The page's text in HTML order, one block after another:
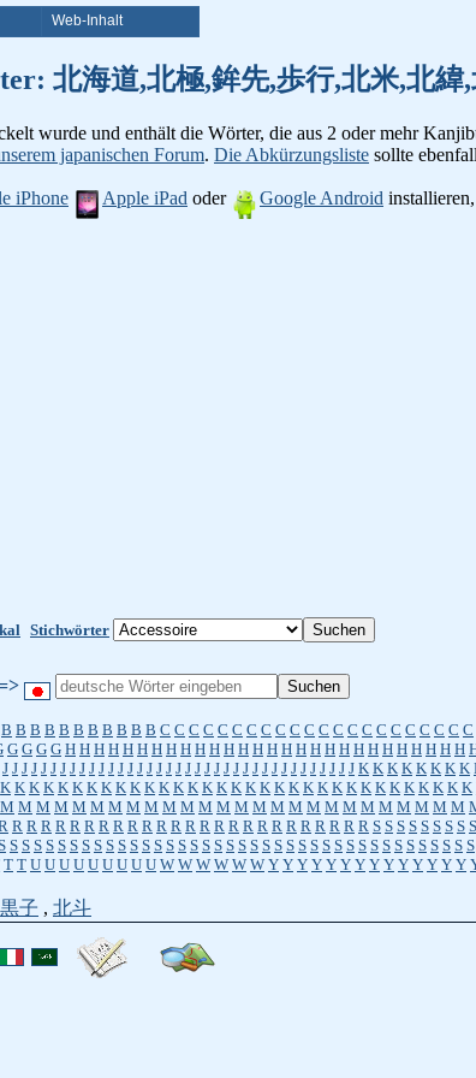
Web-Inhalt
北海道,北極,鉾先,歩行,北米,北緯
wurde und enthält die Wörter, die aus 2 oder mehr
japanischen Forum. Die Abkürzungsliste sollte
iPhone Apple iPad oder Google Android
Stichwörter
B B B B B B B B B B B C C C C C C C C C C C C C C C C C C C C C C
G G G G H H H H H H H H H H H H H H H H H H H H H H H H H H H H
J J J J J J J J J J J J J J J J J J J J J J J J J J J J J J J J J J J J J K K K K K K K K
K K K K K K K K K K K K K K K K K K K K K K K K K K K K K K K K K
M M M M M M M M M M M M M M M M M M M M M M M M M M
R R R R R R R R R R R R R R R R R R R R R R R R R S S S S S S S S S
S S S S S S S S S S S S S S S S S S S S S S S S S S S S S S S S S S S S S S S
T T U U U U U U U U U W W W W W W Y Y Y Y Y Y Y Y Y Y Y Y Y Y
黒子 , 北斗